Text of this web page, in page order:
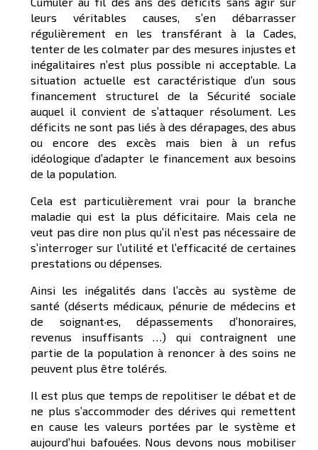
leurs véritables causes, s’en débarrasser
régulièrement en les transférant à la Cades,
tenter de les colmater par des mesures injustes et
inégalitaires n’est plus possible ni acceptable. La
situation actuelle est caractéristique d’un sous
financement structurel de la Sécurité sociale
auquel il convient de s’attaquer résolument. Les
déficits ne sont pas liés à des dérapages, des abus
ou encore des excès mais bien à un refus
idéologique d’adapter le financement aux besoins
de la population.
Cela est particulièrement vrai pour la branche
maladie qui est la plus déficitaire. Mais cela ne
veut pas dire non plus qu’il n’est pas nécessaire de
s’interroger sur l’utilité et l’efficacité de certaines
prestations ou dépenses.
Ainsi les inégalités dans l’accès au système de
santé (déserts médicaux, pénurie de médecins et
de soignant·es, dépassements d’honoraires,
revenus insuffisants …) qui contraignent une
partie de la population à renoncer à des soins ne
peuvent plus être tolérés.
Il est plus que temps de repolitiser le débat et de
ne plus s’accommoder des dérives qui remettent
en cause les valeurs portées par le système et
aujourd’hui bafouées. Nous devons nous mobiliser